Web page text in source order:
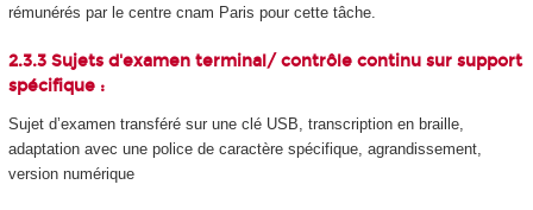
rémunérés par le centre cnam Paris pour cette tâche.
2.3.3 Sujets d'examen terminal/ contrôle continu sur support
spécifique :
Sujet d’examen transféré sur une clé USB, transcription en braille,
adaptation avec une police de caractère spécifique, agrandissement,
version numérique